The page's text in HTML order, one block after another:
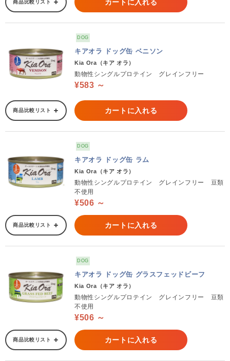
商品比較リスト カートに入れる
DOG
キアオラ ドッグ缶 ベニソン
Kia Ora（キア オラ）
動物性シングルプロテイン グレインフリー
¥583 ～
商品比較リスト カートに入れる
DOG
キアオラ ドッグ缶 ラム
Kia Ora（キア オラ）
動物性シングルプロテイン グレインフリー 豆類
不使用
¥506 ～
商品比較リスト カートに入れる
DOG
キアオラ ドッグ缶 グラスフェッドビーフ
Kia Ora（キア オラ）
動物性シングルプロテイン グレインフリー 豆類
不使用
¥506 ～
商品比較リスト カートに入れる